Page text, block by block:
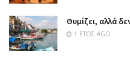
Θυμίζει, αλλά
1 ΈΤΟΣ AGO